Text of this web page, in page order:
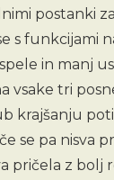
postanki
s funkcijami
in manj
vsake tri
krajšanju
se pa nisva
pričela z bolj